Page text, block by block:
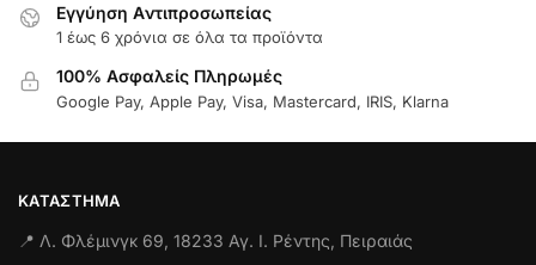
Εγγύηση Aντιπροσωπείας
1 έως 6 χρόνια σε όλα τα προϊόντα
100% Ασφαλείς Πληρωμές
Google Pay, Apple Pay, Visa, Mastercard, IRIS, Klarna
ΚΑΤΆΣΤΗΜΑ
📍 Λ. Φλέμινγκ 69, 18233 Αγ. Ι. Ρέντης, Πειραιάς